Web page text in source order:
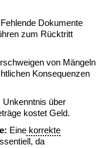
Fehlende Dokumente
zum Rücktritt
von Mängeln
Konsequenzen
Unkenntnis über
kostet Geld.
Eine korrekte
da